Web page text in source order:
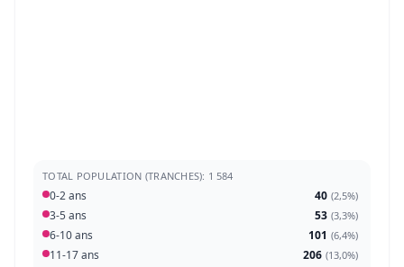
TOTAL POPULATION (TRANCHES): 1 584
0-2 ans 40 (2,5%)
3-5 ans 53 (3,3%)
6-10 ans 101 (6,4%)
11-17 ans 206 (13,0%)